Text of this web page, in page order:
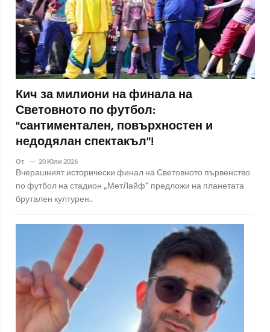
Кич за милиони на финала на
Световното по футбол:
"сантиментален, повърхностен и
недодялан спектакъл"!
От 20 Юли 2026
Вчерашният исторически финал на Световното първенство
по футбол на стадион „МетЛайф“ предложи на планетата
брутален културен..